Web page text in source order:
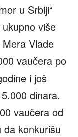
u Srbiji“
više
Vlade
vaučera po
i još
dinara.
vaučera od
konkurišu